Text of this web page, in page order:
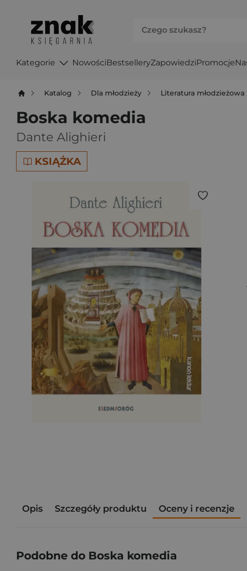
Kategorie NowościBestselleryZapowiedziPromocje
Katalog Dla młodzieży Literatura młodzieżowa
Boska komedia
Dante Alighieri
KSIĄŻKA
Opis Szczegóły produktu Oceny i recenzje
Podobne do Boska komedia